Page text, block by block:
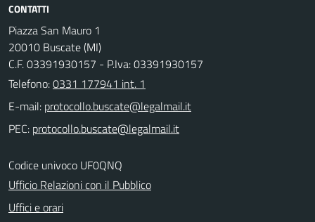
CONTATTI
Piazza San Mauro 1
20010 Buscate (MI)
C.F. 03391930157 - P.Iva: 03391930157
Telefono:0331 177941 int. 1
E-mail:
PEC:
Codice univoco UF0QNQ
Ufficio Relazioni con il Pubblico
Uffici e orari